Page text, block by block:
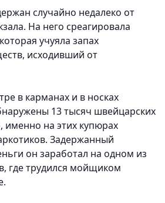
случайно недалеко от
На него среагировала
учуяла запах
исходивший от
в карманах и в носках
13 тысяч швейцарских
именно на этих купюрах
Задержанный
он заработал на одном из
где трудился мойщиком